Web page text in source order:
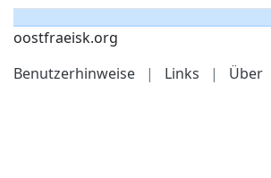
oostfraeisk.org
Benutzerhinweise
| Links | Über